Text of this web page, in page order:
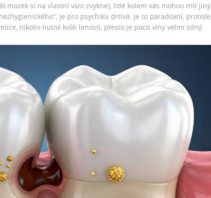
mozek si na vlastní vůni zvykne), lidé kolem vás mohou mít jiný
je pro psychiku drtivá. Je to paradoxní, protože
nikoliv nutně kvůli lenosti, přesto je pocit viny velmi silný.